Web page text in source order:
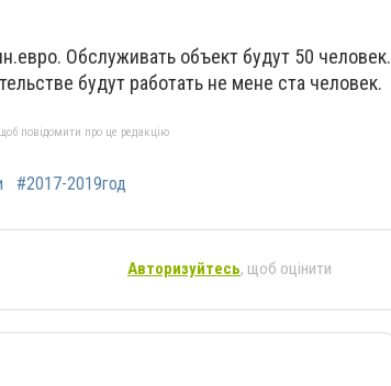
Обслуживать объект будут 50 человек.
будут работать не мене ста человек.
повідомити про це редакцію
#2017-2019год
Авторизуйтесь, щоб оцінити